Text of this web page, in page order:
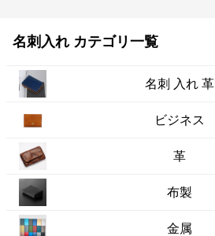
名刺入れ カテゴリ一覧
名刺 入れ 革
ビジネス
革
布製
金属